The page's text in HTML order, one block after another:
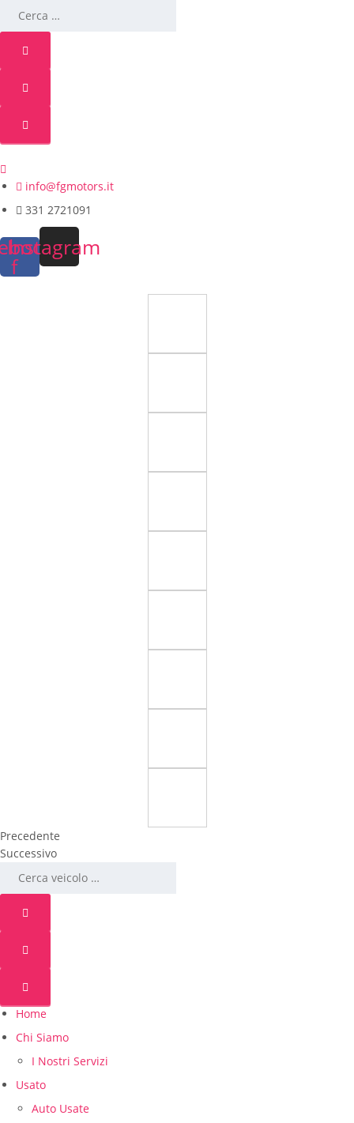
info@fgmotors.it
331 2721091
f
Instagram
Precedente
Successivo
Home
Chi Siamo
I Nostri Servizi
Usato
Auto Usate